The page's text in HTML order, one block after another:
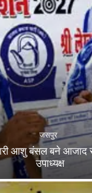
जसपुर
आशु बंसल बने आजाद
उपाध्यक्ष